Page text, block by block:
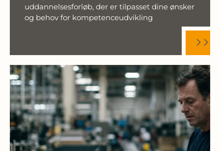
uddannelsesforløb, der er tilpasset dine ønsker
og behov for kompetenceudvikling